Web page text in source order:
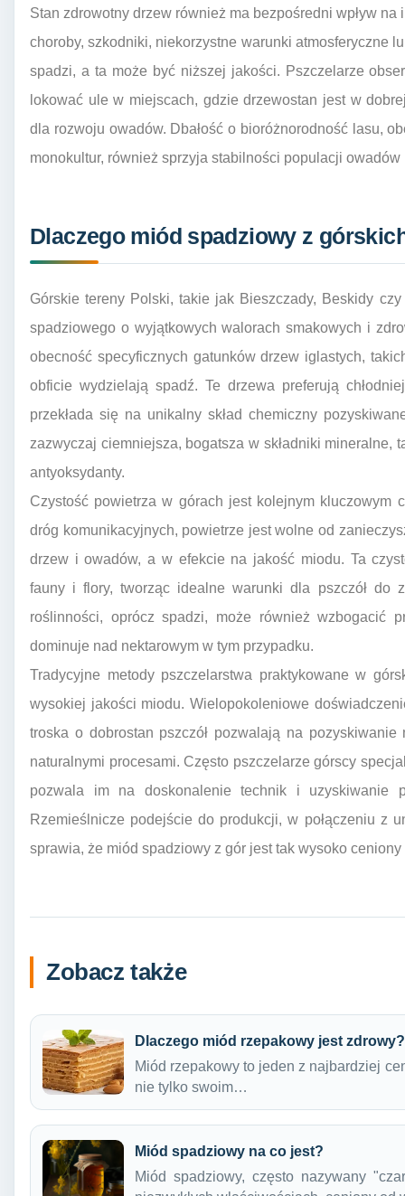
Stan zdrowotny drzew również ma bezpośredni wpływ
choroby, szkodniki, niekorzystne warunki atmosferyczne
spadzi, a ta może być niższej jakości. Pszczelarze
lokować ule w miejscach, gdzie drzewostan jest w
dla rozwoju owadów. Dbałość o bioróżnorodność lasu,
monokultur, również sprzyja stabilności populacji
Dlaczego miód spadziowy z
Górskie tereny Polski, takie jak Bieszczady, Beskidy
spadziowego o wyjątkowych walorach smakowych i
obecność specyficznych gatunków drzew iglastych,
obficie wydzielają spadź. Te drzewa preferują
przekłada się na unikalny skład chemiczny
zazwyczaj ciemniejsza, bogatsza w składniki mineralne,
antyoksydanty.
Czystość powietrza w górach jest kolejnym kluczowym
dróg komunikacyjnych, powietrze jest wolne od
drzew i owadów, a w efekcie na jakość miodu. Ta
fauny i flory, tworząc idealne warunki dla pszczół do
roślinności, oprócz spadzi, może również wzbogacić
dominuje nad nektarowym w tym przypadku.
Tradycyjne metody pszczelarstwa praktykowane w
wysokiej jakości miodu. Wielopokoleniowe
troska o dobrostan pszczół pozwalają na
naturalnymi procesami. Często pszczelarze górscy
pozwala im na doskonalenie technik i uzyskiwanie
Rzemieślnicze podejście do produkcji, w połączeniu z
sprawia, że miód spadziowy z gór jest tak wysoko
Zobacz także
Dlaczego miód rzepakowy jest zdrowy?
Miód rzepakowy to jeden z najbardziej
nie tylko swoim…
Miód spadziowy na co jest?
Miód spadziowy, często nazywany